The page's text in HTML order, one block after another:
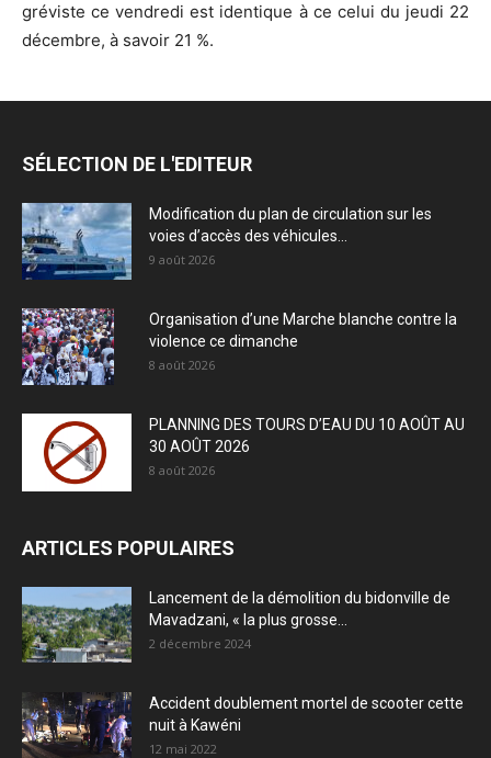
gréviste ce vendredi est identique à ce celui du jeudi 22
décembre, à savoir 21 %.
SÉLECTION DE L'EDITEUR
Modification du plan de circulation sur les
voies d’accès des véhicules...
9 août 2026
Organisation d’une Marche blanche contre la
violence ce dimanche
8 août 2026
PLANNING DES TOURS D’EAU DU 10 AOÛT AU
30 AOÛT 2026
8 août 2026
ARTICLES POPULAIRES
Lancement de la démolition du bidonville de
Mavadzani, « la plus grosse...
2 décembre 2024
Accident doublement mortel de scooter cette
nuit à Kawéni
12 mai 2022